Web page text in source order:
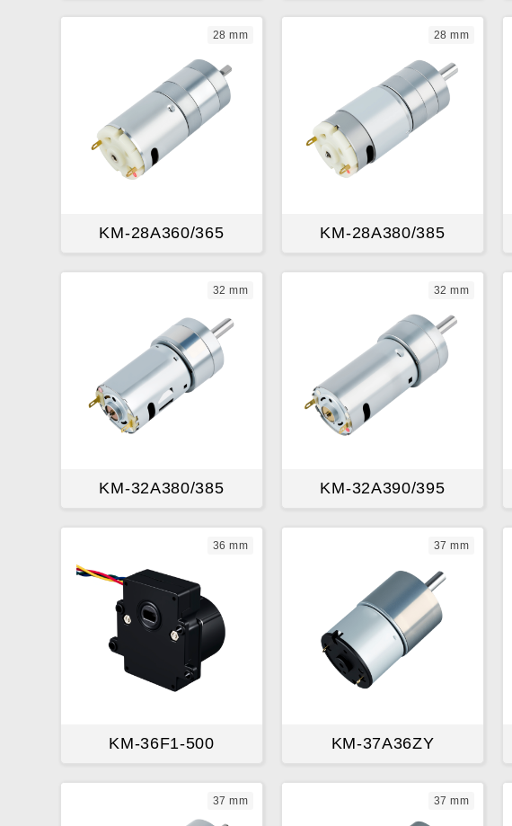
28 mm
KM-28A360/365
28 mm
KM-28A380/385
32 mm
KM-32A380/385
32 mm
KM-32A390/395
36 mm
KM-36F1-500
37 mm
KM-37A36ZY
37 mm 37 mm